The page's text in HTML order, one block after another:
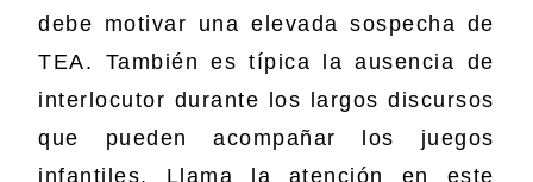
debe motivar una elevada sospecha de
TEA. También es típica la ausencia de
interlocutor durante los largos discursos
que pueden acompañar los juegos
infantiles. Llama la atención en este